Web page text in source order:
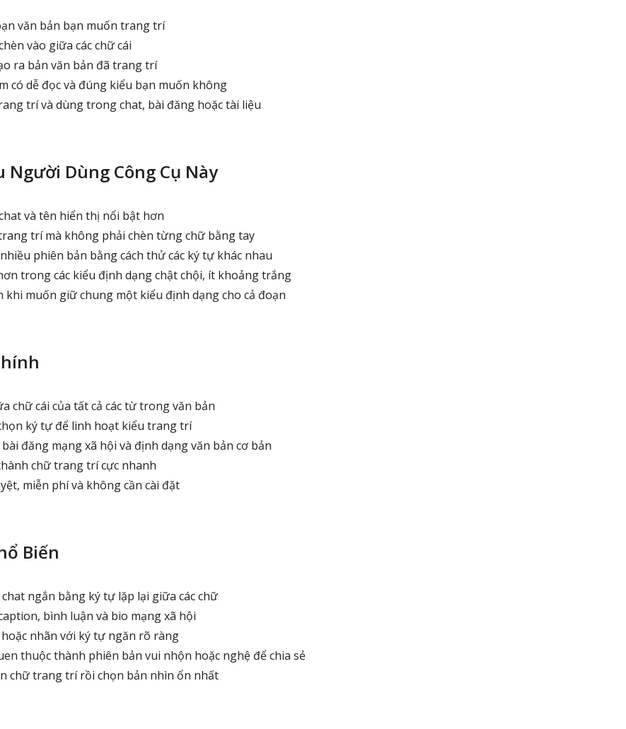
văn bản bạn muốn trang trí
vào giữa các chữ cái
ra bản văn bản đã trang trí
có dễ đọc và đúng kiểu bạn muốn không
trí và dùng trong chat, bài đăng hoặc tài liệu
Người Dùng Công Cụ Này
và tên hiển thị nổi bật hơn
trí mà không phải chèn từng chữ bằng tay
phiên bản bằng cách thử các ký tự khác nhau
trong các kiểu định dạng chật chội, ít khoảng trắng
khi muốn giữ chung một kiểu định dạng cho cả đoạn
chữ cái của tất cả các từ trong văn bản
ký tự để linh hoạt kiểu trang trí
đăng mạng xã hội và định dạng văn bản cơ bản
chữ trang trí cực nhanh
miễn phí và không cần cài đặt
Biến
ngắn bằng ký tự lặp lại giữa các chữ
bình luận và bio mạng xã hội
nhãn với ký tự ngăn rõ ràng
thuộc thành phiên bản vui nhộn hoặc nghệ để chia sẻ
chữ trang trí rồi chọn bản nhìn ổn nhất